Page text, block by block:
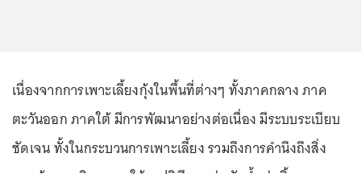
เนื่องจากการเพาะเลี้ยงกุ้งในพื้นที่ต่างๆ ทั้งภาคกลาง ภาค
ตะวันออก ภาคใต้ มีการพัฒนาอย่างต่อเนื่อง มีระบบระเบียบ
ชัดเจน ทั้งในกระบวนการเพาะเลี้ยง รวมถึงการคำนึงถึงสิ่ง